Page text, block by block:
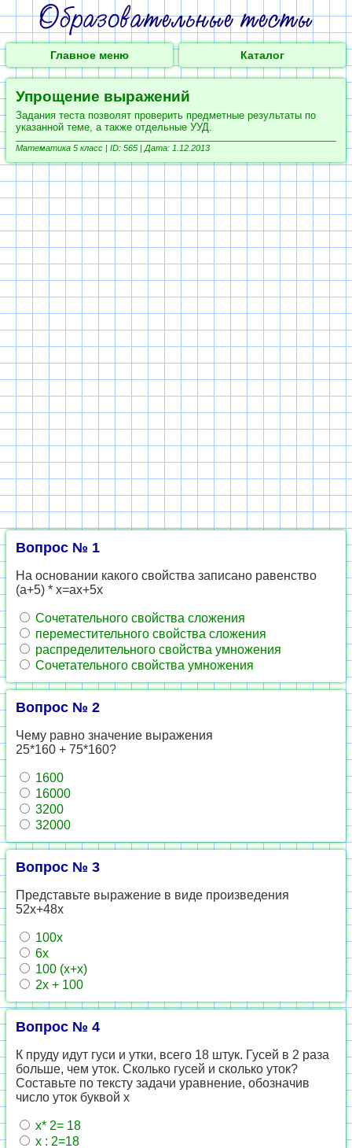
Главное меню Каталог
Упрощение выражений
Задания теста позволят проверить предметные результаты по
указанной теме, а также отдельные УУД.
Математика 5 класс | ID: 565 | Дата: 1.12.2013
Вопрос № 1
На основании какого свойства записано равенство
(а+5) * х=ах+5х
Сочетательного свойства сложения
переместительного свойства сложения
распределительного свойства умножения
Сочетательного свойства умножения
Вопрос № 2
Чему равно значение выражения
25*160 + 75*160?
1600
16000
3200
32000
Вопрос № 3
Представьте выражение в виде произведения
52х+48х
100х
6х
100 (х+х)
2х + 100
Вопрос № 4
К пруду идут гуси и утки, всего 18 штук. Гусей в 2 раза
больше, чем уток. Сколько гусей и сколько уток?
Составьте по тексту задачи уравнение, обозначив
число уток буквой х
х* 2= 18
х : 2=18